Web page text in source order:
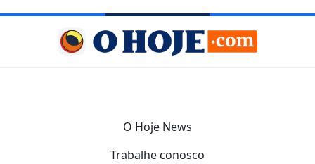
O Hoje News
Trabalhe conosco